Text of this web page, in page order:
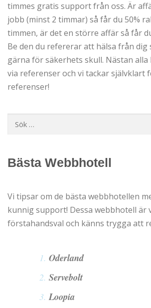
timmes gratis support från oss. Är
jobb (minst 2 timmar) så får du 50%
timmen, är det en större affär så får
Be den du refererar att hälsa från dig
gärna för säkerhets skull. Nästan
via referenser och vi tackar självklart
referenser!
Sök
Bästa Webbhotell
Vi tipsar om de bästa webbhotellen
kunnig support! Dessa webbhotell är
förstahandsval och känns trygga att
Oderland
Servebolt
Loopia